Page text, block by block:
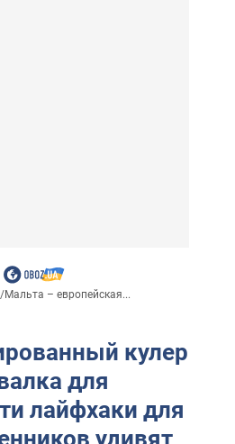
/Мальта – европейская...
кулер
для
лайфхаки для
удивят